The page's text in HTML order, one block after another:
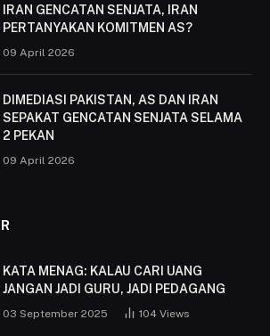
IRAN GENCATAN SENJATA, IRAN
PERTANYAKAN KOMITMEN AS?
09 April 2026
DIMEDIASI PAKISTAN, AS DAN IRAN
SEPAKAT GENCATAN SENJATA SELAMA
2 PEKAN
09 April 2026
KATA MENAG: KALAU CARI UANG
JANGAN JADI GURU, JADI PEDAGANG
03 September 2025 104 Views